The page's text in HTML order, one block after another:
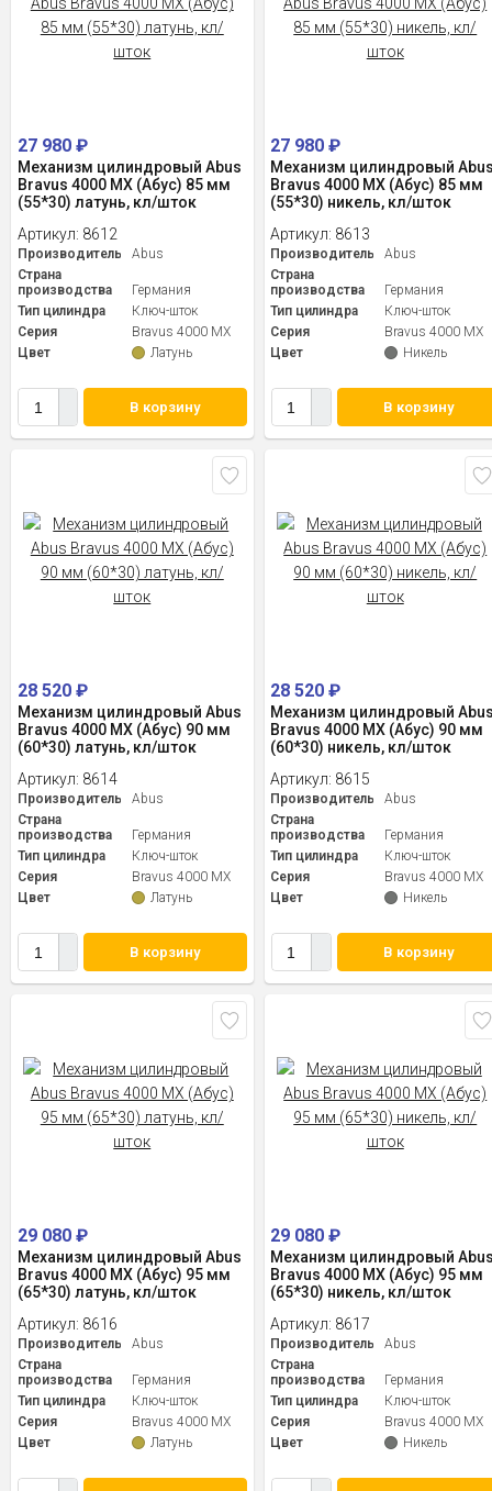
27 980 ₽
Механизм цилиндровый Abus
Bravus 4000 MX (Абус) 85 мм
(55*30) латунь, кл/шток
Артикул: 8612
Производитель
Abus
Страна
производства
Германия
Тип цилиндра
Ключ-шток
Серия
Bravus 4000 MX
Цвет
Латунь
В корзину
27 980₽
Механизм цилиндровый
Bravus 4000 MX (Абус) 85 мм
(55*30) никель, кл/шток
Артикул: 8613
Производитель
Abus
Страна
производства
Германия
Тип цилиндра
Ключ-шток
Серия
Bravus 4000 MX
Цвет
Никель
В корзину
28 520 ₽
Механизм цилиндровый Abus
Bravus 4000 MX (Абус) 90 мм
(60*30) латунь, кл/шток
Артикул: 8614
Производитель
Abus
Страна
производства
Германия
Тип цилиндра
Ключ-шток
Серия
Bravus 4000 MX
Цвет
Латунь
В корзину
28 520₽
Механизм цилиндровый
Bravus 4000 MX (Абус) 90 мм
(60*30) никель, кл/шток
Артикул: 8615
Производитель
Abus
Страна
производства
Германия
Тип цилиндра
Ключ-шток
Серия
Bravus 4000 MX
Цвет
Никель
В корзину
29 080 ₽
Механизм цилиндровый Abus
Bravus 4000 MX (Абус) 95 мм
(65*30) латунь, кл/шток
Артикул: 8616
Производитель
Abus
Страна
производства
Германия
Тип цилиндра
Ключ-шток
Серия
Bravus 4000 MX
Цвет
Латунь
29 080₽
Механизм цилиндровый
Bravus 4000 MX (Абус) 95 мм
(65*30) никель, кл/шток
Артикул: 8617
Производитель
Abus
Страна
производства
Германия
Тип цилиндра
Ключ-шток
Серия
Bravus 4000 MX
Цвет
Никель